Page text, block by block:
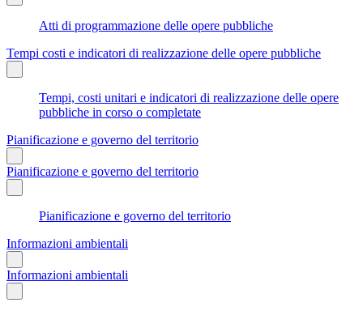
Atti di programmazione delle opere pubbliche
Tempi costi e indicatori di realizzazione delle opere pubbliche
Tempi, costi unitari e indicatori di realizzazione delle opere
pubbliche in corso o completate
Pianificazione e governo del territorio
Pianificazione e governo del territorio
Pianificazione e governo del territorio
Informazioni ambientali
Informazioni ambientali